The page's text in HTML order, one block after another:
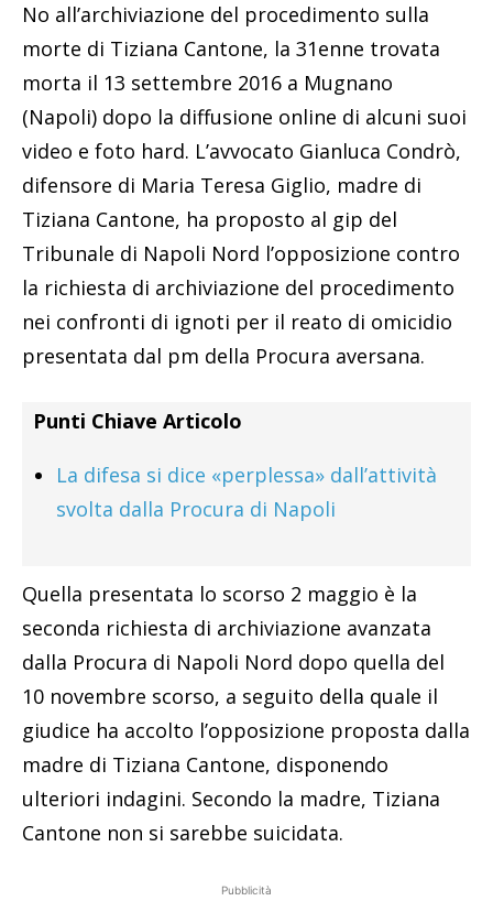
No all’archiviazione del procedimento sulla
morte di Tiziana Cantone, la 31enne trovata
morta il 13 settembre 2016 a Mugnano
(Napoli) dopo la diffusione online di alcuni suoi
video e foto hard. L’avvocato Gianluca Condrò,
difensore di Maria Teresa Giglio, madre di
Tiziana Cantone, ha proposto al gip del
Tribunale di Napoli Nord l’opposizione contro
la richiesta di archiviazione del procedimento
nei confronti di ignoti per il reato di omicidio
presentata dal pm della Procura aversana.
Punti Chiave Articolo
La difesa si dice «perplessa» dall’attività
svolta dalla Procura di Napoli
Quella presentata lo scorso 2 maggio è la
seconda richiesta di archiviazione avanzata
dalla Procura di Napoli Nord dopo quella del
10 novembre scorso, a seguito della quale il
giudice ha accolto l’opposizione proposta dalla
madre di Tiziana Cantone, disponendo
ulteriori indagini. Secondo la madre, Tiziana
Cantone non si sarebbe suicidata.
Pubblicità